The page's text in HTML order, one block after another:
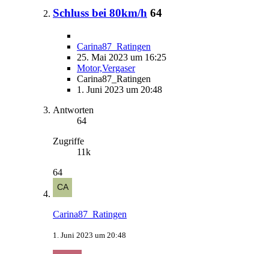
Schluss bei 80km/h 64
Carina87_Ratingen
25. Mai 2023 um 16:25
Motor,Vergaser
Carina87_Ratingen
1. Juni 2023 um 20:48
Antworten
64
Zugriffe
11k
64
Carina87_Ratingen
1. Juni 2023 um 20:48